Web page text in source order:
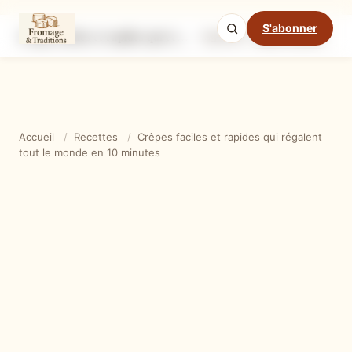
S'abonner
Ingrédients Étapes
Mode cuisine
Accueil / Recettes / Crêpes faciles et rapides qui régalent
tout le monde en 10 minutes